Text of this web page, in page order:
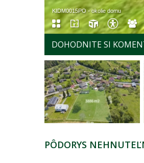
DOHODNITE SI
PÔDORYS